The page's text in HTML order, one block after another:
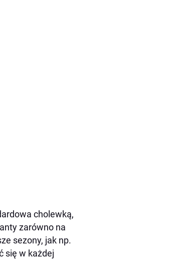
cholewką,
zarówno na
sezony, jak np.
się w każdej